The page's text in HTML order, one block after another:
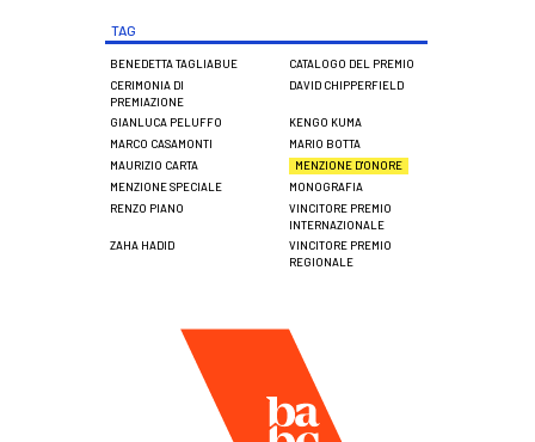
TAG
BENEDETTA TAGLIABUE
CATALOGO DEL PREMIO
CERIMONIA DI
PREMIAZIONE
DAVID CHIPPERFIELD
GIANLUCA PELUFFO
KENGO KUMA
MARCO CASAMONTI
MARIO BOTTA
MAURIZIO CARTA
MENZIONE D'ONORE
MENZIONE SPECIALE
MONOGRAFIA
RENZO PIANO
VINCITORE PREMIO
INTERNAZIONALE
ZAHA HADID
VINCITORE PREMIO
REGIONALE